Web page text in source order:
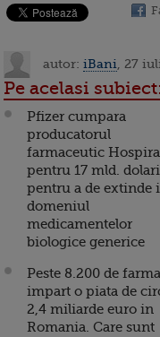
autor: iBani , 27
Pe acelasi subiect:
Pfizer cumpara
producatorul
farmaceutic
pentru 17 mld.
pentru a de extinde
domeniul
medicamentelor
biologice generice
Peste 8.200 de
impart o piata de
2,4 miliarde euro in
Romania. Care sunt